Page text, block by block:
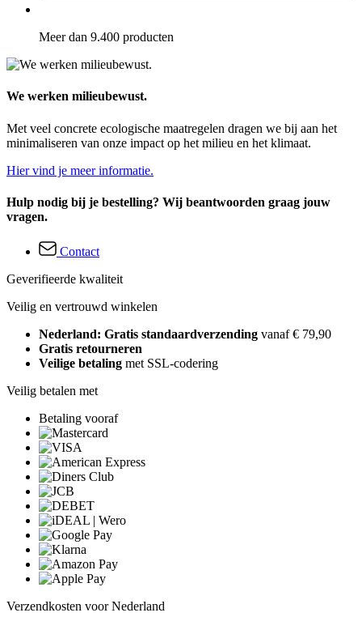
Meer dan 9.400 producten
We werken milieubewust.
Met veel concrete ecologische maatregelen dragen we bij aan het
minimaliseren van onze impact op het milieu en het klimaat.
Hier vind je meer informatie.
Hulp nodig bij je bestelling? Wij beantwoorden graag jouw
vragen.
Contact
Geverifieerde kwaliteit
Veilig en vertrouwd winkelen
Nederland: Gratis standaardverzending vanaf € 79,90
Gratis retourneren
Veilige betaling met SSL-codering
Veilig betalen met
Betaling vooraf
Verzendkosten voor Nederland